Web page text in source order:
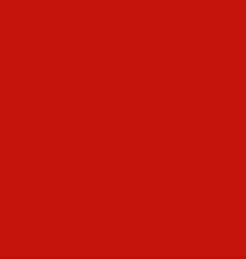
QUA DA GÂY NGỨA
nhiều năm không hết